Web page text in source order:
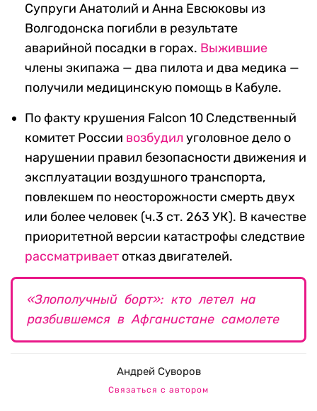
Супруги Анатолий и Анна Евсюковы из
Волгодонска погибли в результате
аварийной посадки в горах. Выжившие
члены экипажа — два пилота и два медика —
получили медицинскую помощь в Кабуле.
По факту крушения Falcon 10 Следственный
комитет России возбудил уголовное дело о
нарушении правил безопасности движения и
эксплуатации воздушного транспорта,
повлекшем по неосторожности смерть двух
или более человек (ч.3 ст. 263 УК). В качестве
приоритетной версии катастрофы следствие
рассматривает отказ двигателей.
«Злополучный борт»: кто летел на
разбившемся в Афганистане самолете
Андрей Суворов
Связаться с автором